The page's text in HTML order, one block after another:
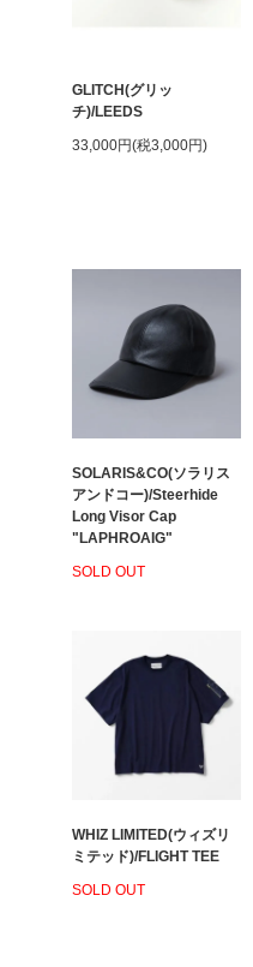
GLITCH(グリッ
チ)/LEEDS
33,000円(税3,000円)
SOLARIS&CO(ソラリス
アンドコー)/Steerhide
Long Visor Cap
"LAPHROAIG"
SOLD OUT
WHIZ LIMITED(ウィズリ
ミテッド)/FLIGHT TEE
SOLD OUT